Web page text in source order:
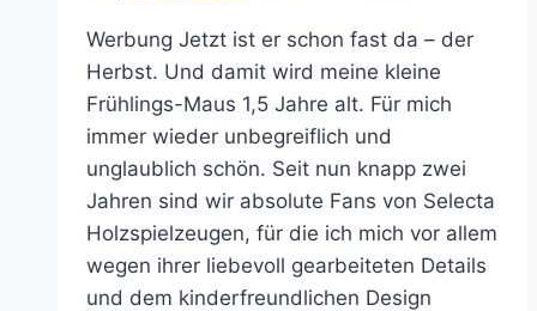
Werbung Jetzt ist er schon fast da – der
Herbst. Und damit wird meine kleine
Frühlings-Maus 1,5 Jahre alt. Für mich
immer wieder unbegreiflich und
unglaublich schön. Seit nun knapp zwei
Jahren sind wir absolute Fans von Selecta
Holzspielzeugen, für die ich mich vor allem
wegen ihrer liebevoll gearbeiteten Details
und dem kinderfreundlichen Design